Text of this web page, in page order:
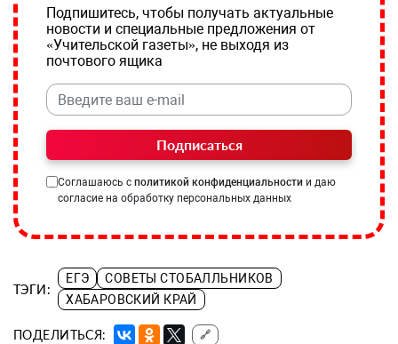
Подпишитесь, чтобы получать актуальные
новости и специальные предложения от
«Учительской газеты», не выходя из
почтового ящика
Подписаться
Соглашаюсь с политикой конфиденциальности и даю
согласие на обработку персональных данных
ТЭГИ:
ЕГЭ
СОВЕТЫ СТОБАЛЛЬНИКОВ
ХАБАРОВСКИЙ КРАЙ
ПОДЕЛИТЬСЯ: 🔗